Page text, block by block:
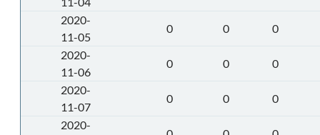
2020-
11-05
0 0
0
2020-
11-06
0 0
0
2020-
11-07
0 0
0
2020-